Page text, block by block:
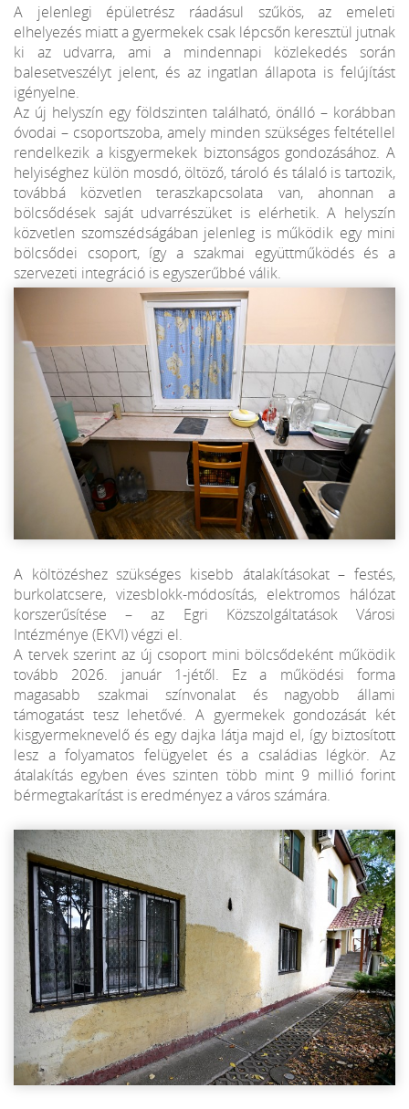
A jelenlegi épületrész ráadásul szűkös, az emeleti
elhelyezés miatt a gyermekek csak lépcsőn keresztül jutnak
ki az udvarra, ami a mindennapi közlekedés során
balesetveszélyt jelent, és az ingatlan állapota is felújítást
igényelne.
Az új helyszín egy földszinten található, önálló – korábban
óvodai – csoportszoba, amely minden szükséges feltétellel
rendelkezik a kisgyermekek biztonságos gondozásához. A
helyiséghez külön mosdó, öltöző, tároló és tálaló is tartozik,
továbbá közvetlen teraszkapcsolata van, ahonnan a
bölcsődések saját udvarrészüket is elérhetik. A helyszín
közvetlen szomszédságában jelenleg is működik egy mini
bölcsődei csoport, így a szakmai együttműködés és a
szervezeti integráció is egyszerűbbé válik.
A költözéshez szükséges kisebb átalakításokat – festés,
burkolatcsere, vizesblokk-módosítás, elektromos hálózat
korszerűsítése – az Egri Közszolgáltatások Városi
Intézménye (EKVI) végzi el.
A tervek szerint az új csoport mini bölcsődeként működik
tovább 2026. január 1-jétől. Ez a működési forma
magasabb szakmai színvonalat és nagyobb állami
támogatást tesz lehetővé. A gyermekek gondozását két
kisgyermeknevelő és egy dajka látja majd el, így biztosított
lesz a folyamatos felügyelet és a családias légkör. Az
átalakítás egyben éves szinten több mint 9 millió forint
bérmegtakarítást is eredményez a város számára.